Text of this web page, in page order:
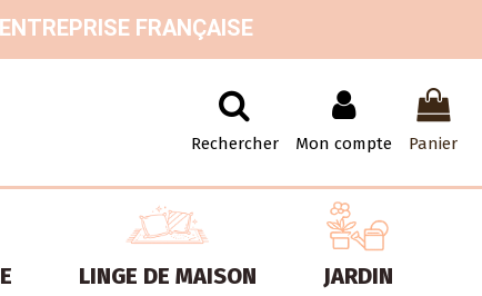
FRANÇAISE
Rechercher Mon compte Panier
LINGE DE MAISON JARDIN